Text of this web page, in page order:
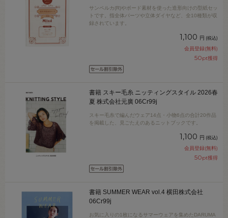
サンペルカ(R)やボード素材を使った造形向けの型紙セッ
トです。指全体パーツや立体ダイヤなど、全10種類が収
録されています。
1,100 円 (税込)
会員登録(無料)
50pt獲得
書籍 スキー毛糸 ニッティングスタイル 2026春
夏 株式会社元廣 06Cr99j
スキー毛糸で編んだウェア14点・小物6点の合計20作品
を掲載した、見ごたえのあるニットブックです。
1,100 円 (税込)
会員登録(無料)
50pt獲得
書籍 SUMMER WEAR vol.4 横田株式会社
06Cr99j
お気に入りの1枚になるサマーウェアを集めたDARUMA